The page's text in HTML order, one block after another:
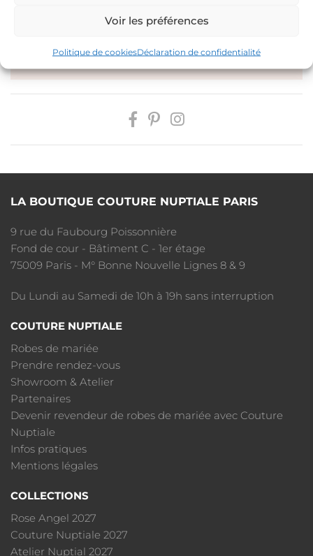
Voir les préférences
Politique de cookiesDéclaration de confidentialité
PRENDRE RENDEZ-VOUS
LA BOUTIQUE COUTURE NUPTIALE PARIS
9 rue du Faubourg Poissonnière
Fond de cour - Bâtiment C - 1er étage
75009 Paris - M° Bonne Nouvelle Lignes 8 & 9
Du Lundi au Samedi de 10h à 19h sans interruption
COUTURE NUPTIALE
Robes de mariée
Prendre rendez-vous
Showroom & Atelier
Partenaires
Devenir revendeur de robes de mariée avec Couture
Nuptiale
Infos pratiques
Mentions légales
COLLECTIONS
Rose Angel 2027
Couture Nuptiale 2027
Atelier Nuptial 2027